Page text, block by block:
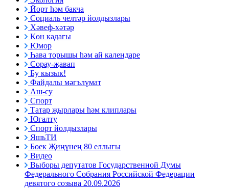
Йорт һәм бакча
Социаль челтәр йолдызлары
Хәвеф-хәтәр
Көн кадагы
Юмор
Һава торышы һәм ай календаре
Сорау-җавап
Бу кызык!
Файдалы мәгълүмат
Аш-су
Спорт
Татар җырлары һәм клиплары
Югалту
Спорт йолдызлары
ЯшьТИ
Бөек Җиңүнең 80 еллыгы
Видео
Выборы депутатов Государственной Думы
Федерального Собрания Российской Федерации
девятого созыва 20.09.2026